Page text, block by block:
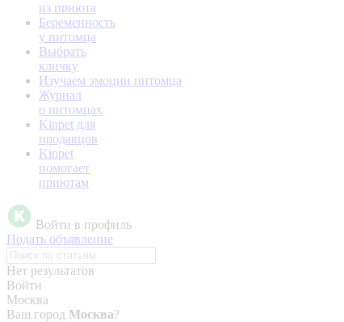
из приюта
Беременность
у питомца
Выбрать
кличку
Изучаем эмоции питомца
Журнал
о питомцах
Kinpet для
продавцов
Kinpet
помогает
приютам
Войти в профиль
Подать объявление
Нет результатов
Войти
Москва
Ваш город Москва?